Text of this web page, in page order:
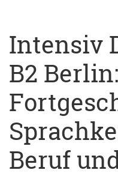
Intensiv
B2 Berlin:
Beruf